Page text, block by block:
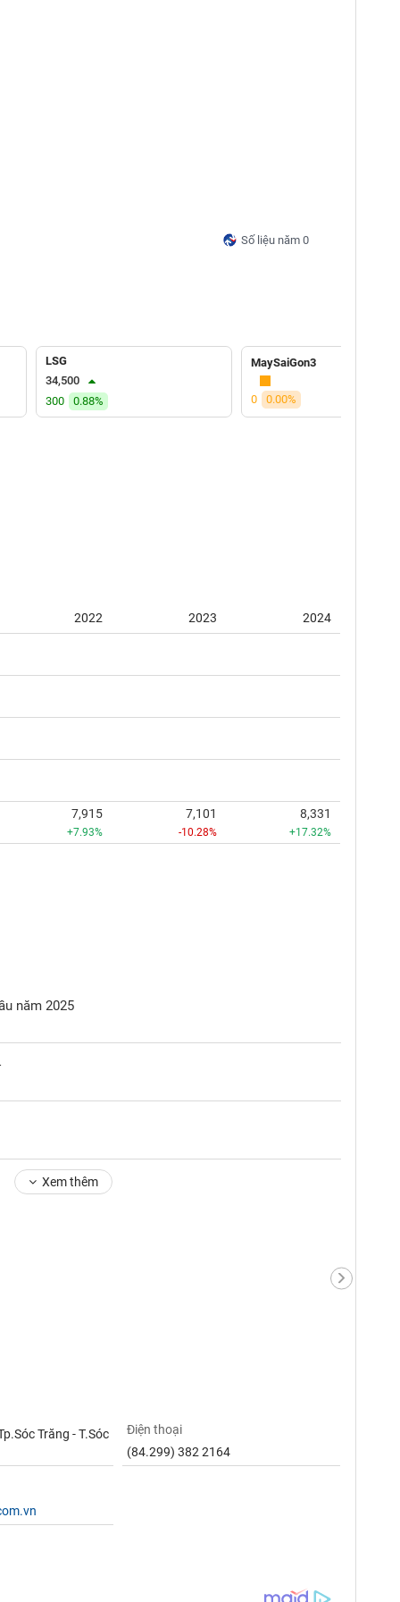
Số liệu năm 0
LSG
34,500
300
0.88%
MaySaiGon3
0 0.00%
2022 2023 2024
7,915
+7.93%
7,101
-10.28%
8,331
+17.32%
năm 2025
Xem thêm
Trăng - T.Sóc
Điện thoại
(84.299) 382 2164